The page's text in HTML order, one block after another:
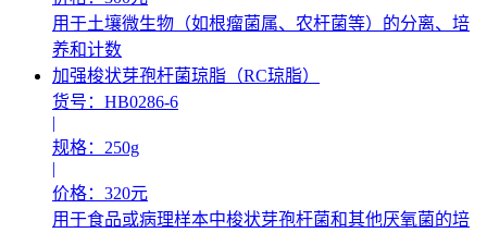
用于土壤微生物（如根瘤菌属、农杆菌等）的分离、培
养和计数
加强梭状芽孢杆菌琼脂（RC琼脂）
货号：HB0286-6
|
规格：250g
|
价格：320元
用于食品或病理样本中梭状芽孢杆菌和其他厌氧菌的培